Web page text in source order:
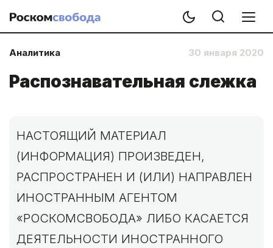
Аналитика 30 января 2020
Распознавательная слежка
НАСТОЯЩИЙ МАТЕРИАЛ
(ИНФОРМАЦИЯ) ПРОИЗВЕДЕН,
РАСПРОСТРАНЕН И (ИЛИ) НАПРАВЛЕН
ИНОСТРАННЫМ АГЕНТОМ
«РОСКОМСВОБОДА» ЛИБО КАСАЕТСЯ
ДЕЯТЕЛЬНОСТИ ИНОСТРАННОГО